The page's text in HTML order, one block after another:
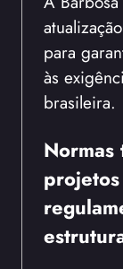
para
às
brasileira.
Normas